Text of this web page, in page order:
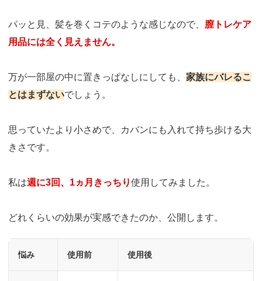
パッと見、髪を巻くコテのような感じなので、 膣トレケア
用品には全く見えません。
万が一部屋の中に置きっぱなしにしても、 家族にバレるこ
とはまずないでしょう。
思っていたより小さめで、カバンにも入れて持ち歩ける大
きさです。
私は週に3回、1ヵ月きっちり使用してみました。
どれくらいの効果が実感できたのか、公開します。
悩み 使用前 使用後